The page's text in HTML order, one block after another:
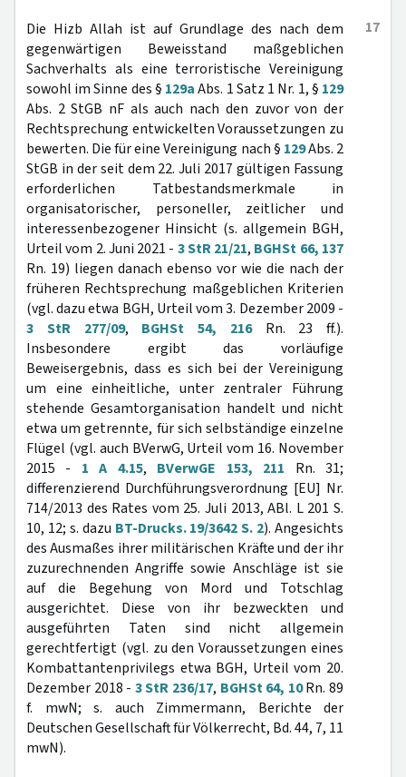
17
Die Hizb Allah ist auf Grundlage des nach dem
gegenwärtigen Beweisstand maßgeblichen
Sachverhalts als eine terroristische Vereinigung
sowohl im Sinne des § 129aAbs. 1 Satz 1 Nr. 1, § 129
Abs. 2 StGB nF als auch nach den zuvor von der
Rechtsprechung entwickelten Voraussetzungen zu
bewerten. Die für eine Vereinigung nach § 129Abs. 2
StGB in der seit dem 22. Juli 2017 gültigen Fassung
erforderlichen Tatbestandsmerkmale in
organisatorischer, personeller, zeitlicher und
interessenbezogener Hinsicht (s. allgemein BGH,
Urteil vom 2. Juni 2021 - 3 StR 21/21, BGHSt 66, 137
Rn. 19) liegen danach ebenso vor wie die nach der
früheren Rechtsprechung maßgeblichen Kriterien
(vgl. dazu etwa BGH, Urteil vom 3. Dezember 2009 -
3 StR 277/09, BGHSt 54, 216Rn. 23 ff.).
Insbesondere ergibt das vorläufige
Beweisergebnis, dass es sich bei der Vereinigung
um eine einheitliche, unter zentraler Führung
stehende Gesamtorganisation handelt und nicht
etwa um getrennte, für sich selbständige einzelne
Flügel (vgl. auch BVerwG, Urteil vom 16. November
2015 - 1 A 4.15, BVerwGE 153, 211 Rn. 31;
differenzierend Durchführungsverordnung [EU] Nr.
714/2013 des Rates vom 25. Juli 2013, ABl. L 201 S.
10, 12; s. dazu BT-Drucks. 19/3642 S. 2). Angesichts
des Ausmaßes ihrer militärischen Kräfte und der ihr
zuzurechnenden Angriffe sowie Anschläge ist sie
auf die Begehung von Mord und Totschlag
ausgerichtet. Diese von ihr bezweckten und
ausgeführten Taten sind nicht allgemein
gerechtfertigt (vgl. zu den Voraussetzungen eines
Kombattantenprivilegs etwa BGH, Urteil vom 20.
Dezember 2018 - 3 StR 236/17, BGHSt 64, 10Rn. 89
f. mwN; s. auch Zimmermann, Berichte der
Deutschen Gesellschaft für Völkerrecht, Bd. 44, 7, 11
mwN).